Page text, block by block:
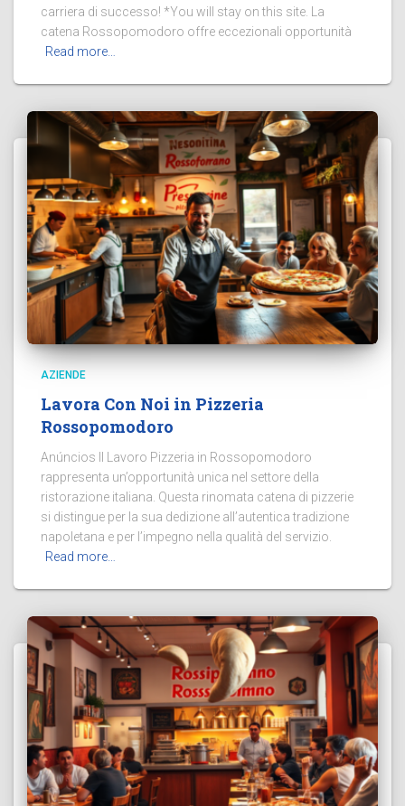
carriera di successo! *You will stay on this site. La
catena Rossopomodoro offre eccezionali opportunità
Read more…
AZIENDE
Lavora Con Noi in Pizzeria
Rossopomodoro
Anúncios Il Lavoro Pizzeria in Rossopomodoro
rappresenta un’opportunità unica nel settore della
ristorazione italiana. Questa rinomata catena di pizzerie
si distingue per la sua dedizione all’autentica tradizione
napoletana e per l’impegno nella qualità del servizio.
Read more…